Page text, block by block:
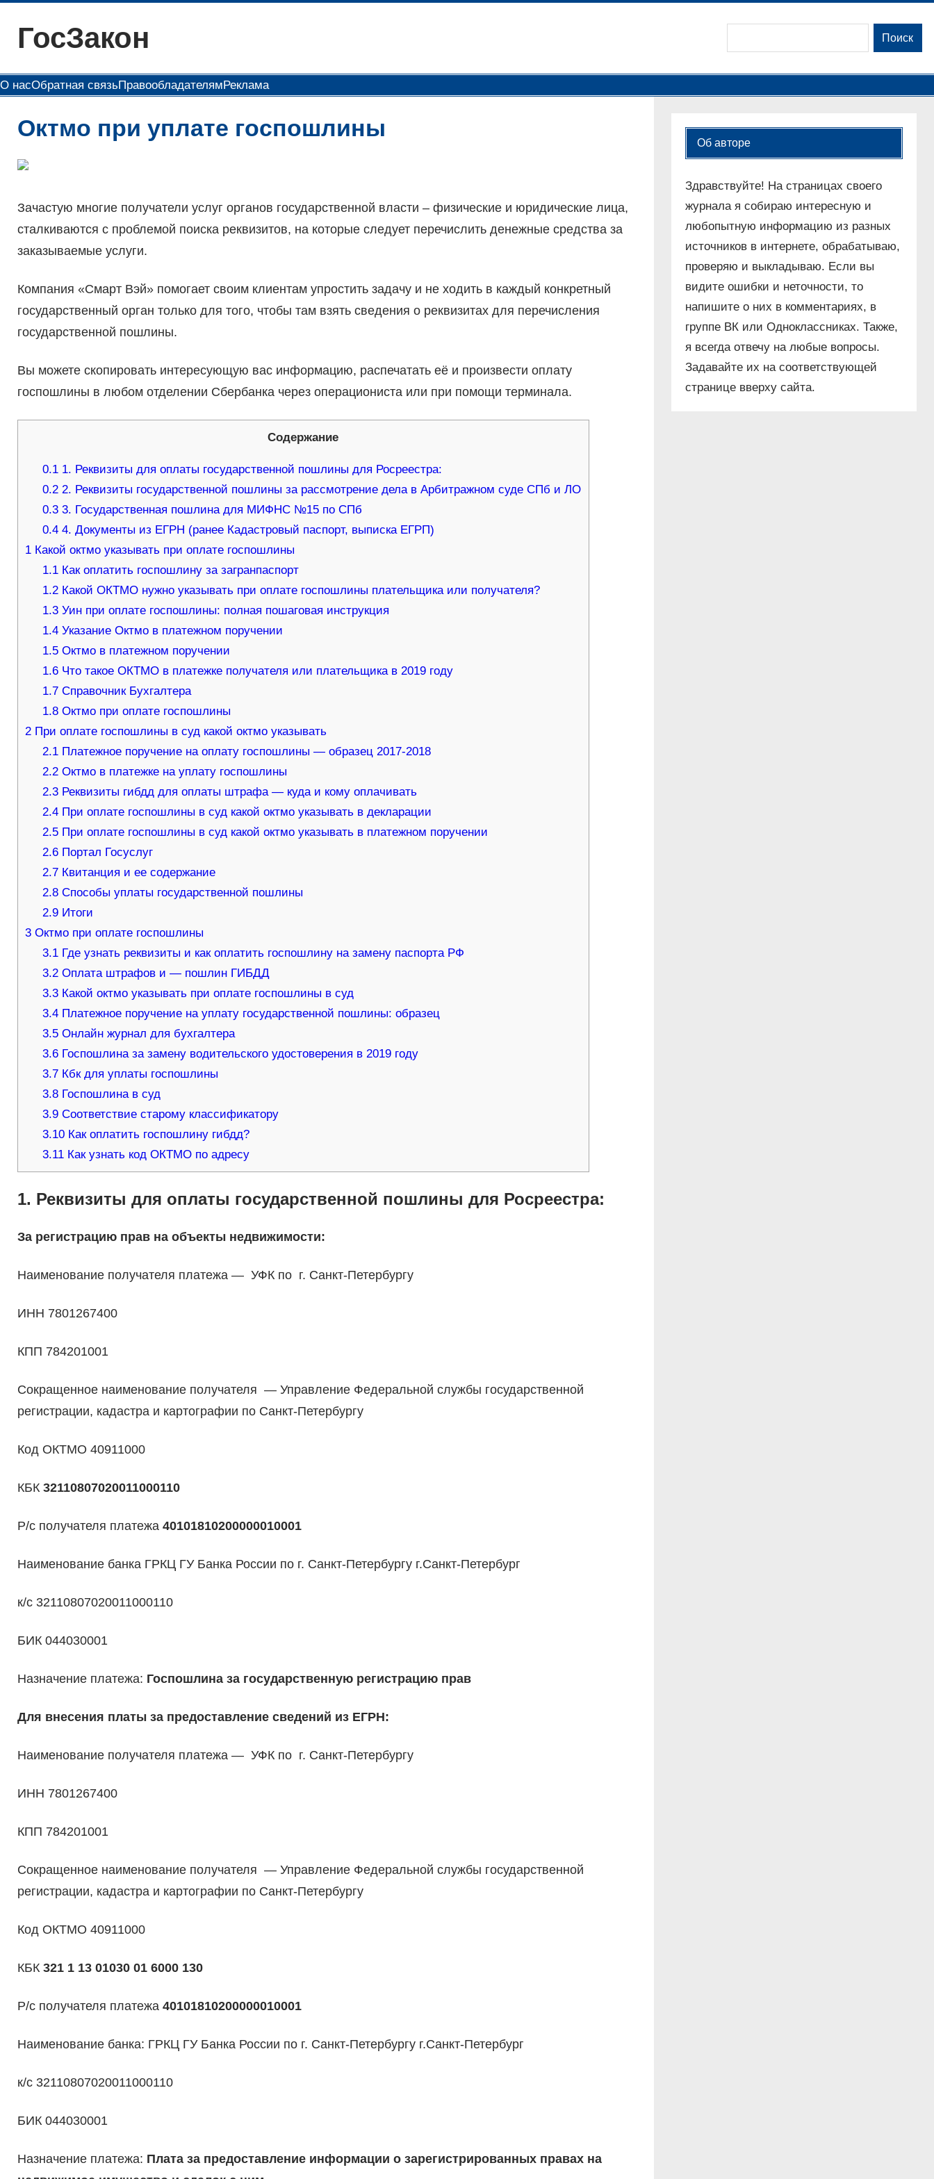
содержимому
ГосЗакон Поиск
О насОбратная связьПравообладателямРеклама
Октмо при уплате госпошлины
Зачастую многие получатели услуг органов государственной власти – физические и юридические лица,
сталкиваются с проблемой поиска реквизитов, на которые следует перечислить денежные средства за
заказываемые услуги.
Компания «Смарт Вэй» помогает своим клиентам упростить задачу и не ходить в каждый конкретный
государственный орган только для того, чтобы там взять сведения о реквизитах для перечисления
государственной пошлины.
Вы можете скопировать интересующую вас информацию, распечатать её и произвести оплату
госпошлины в любом отделении Сбербанка через операциониста или при помощи терминала.
Содержание
0.1 1. Реквизиты для оплаты государственной пошлины для Росреестра:
0.2 2. Реквизиты государственной пошлины за рассмотрение дела в Арбитражном суде СПб и ЛО
0.3 3. Государственная пошлина для МИФНС №15 по СПб
0.4 4. Документы из ЕГРН (ранее Кадастровый паспорт, выписка ЕГРП)
1Какой октмо указывать при оплате госпошлины
1.1 Как оплатить госпошлину за загранпаспорт
1.2 Какой ОКТМО нужно указывать при оплате госпошлины плательщика или получателя?
1.3 Уин при оплате госпошлины: полная пошаговая инструкция
1.4 Указание Октмо в платежном поручении
1.5 Октмо в платежном поручении
1.6 Что такое ОКТМО в платежке получателя или плательщика в 2019 году
1.7 Справочник Бухгалтера
1.8 Октмо при оплате госпошлины
2При оплате госпошлины в суд какой октмо указывать
2.1 Платежное поручение на оплату госпошлины — образец 2017-2018
2.2 Октмо в платежке на уплату госпошлины
2.3 Реквизиты гибдд для оплаты штрафа — куда и кому оплачивать
2.4 При оплате госпошлины в суд какой октмо указывать в декларации
2.5 При оплате госпошлины в суд какой октмо указывать в платежном поручении
2.6 Портал Госуслуг
2.7 Квитанция и ее содержание
2.8 Способы уплаты государственной пошлины
2.9 Итоги
3Октмо при оплате госпошлины
3.1 Где узнать реквизиты и как оплатить госпошлину на замену паспорта РФ
3.2 Оплата штрафов и — пошлин ГИБДД
3.3 Какой октмо указывать при оплате госпошлины в суд
3.4 Платежное поручение на уплату государственной пошлины: образец
3.5 Онлайн журнал для бухгалтера
3.6 Госпошлина за замену водительского удостоверения в 2019 году
3.7 Кбк для уплаты госпошлины
3.8 Госпошлина в суд
3.9 Соответствие старому классификатору
3.10 Как оплатить госпошлину гибдд?
3.11 Как узнать код ОКТМО по адресу
1. Реквизиты для оплаты государственной пошлины для Росреестра:
За регистрацию прав на объекты недвижимости:
Наименование получателя платежа — УФК по г. Санкт-Петербургу
ИНН 7801267400
КПП 784201001
Сокращенное наименование получателя — Управление Федеральной службы государственной
регистрации, кадастра и картографии по Санкт-Петербургу
Код ОКТМО 40911000
КБК 32110807020011000110
Р/с получателя платежа 40101810200000010001
Наименование банка ГРКЦ ГУ Банка России по г. Санкт-Петербургу г.Санкт-Петербург
к/с 32110807020011000110
БИК 044030001
Назначение платежа: Госпошлина за государственную регистрацию прав
Для внесения платы за предоставление сведений из ЕГРН:
Наименование получателя платежа — УФК по г. Санкт-Петербургу
ИНН 7801267400
КПП 784201001
Сокращенное наименование получателя — Управление Федеральной службы государственной
регистрации, кадастра и картографии по Санкт-Петербургу
Код ОКТМО 40911000
КБК 321 1 13 01030 01 6000 130
Р/с получателя платежа 40101810200000010001
Наименование банка: ГРКЦ ГУ Банка России по г. Санкт-Петербургу г.Санкт-Петербург
к/с 32110807020011000110
БИК 044030001
Назначение платежа: Плата за предоставление информации о зарегистрированных правах на
Об авторе
Здравствуйте! На страницах своего
журнала я собираю интересную и
любопытную информацию из разных
источников в интернете, обрабатываю,
проверяю и выкладываю. Если вы
видите ошибки и неточности, то
напишите о них в комментариях, в
группе ВК или Одноклассниках. Также,
я всегда отвечу на любые вопросы.
Задавайте их на соответствующей
странице вверху сайта.